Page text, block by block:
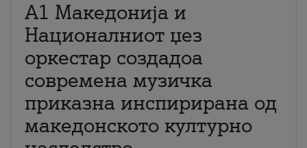
А1 Македонија и
Националниот џез
оркестар создадоа
современа музичка
приказна инспирирана од
македонското културно